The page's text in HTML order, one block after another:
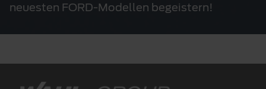
neuesten FORD-Modellen begeistern!